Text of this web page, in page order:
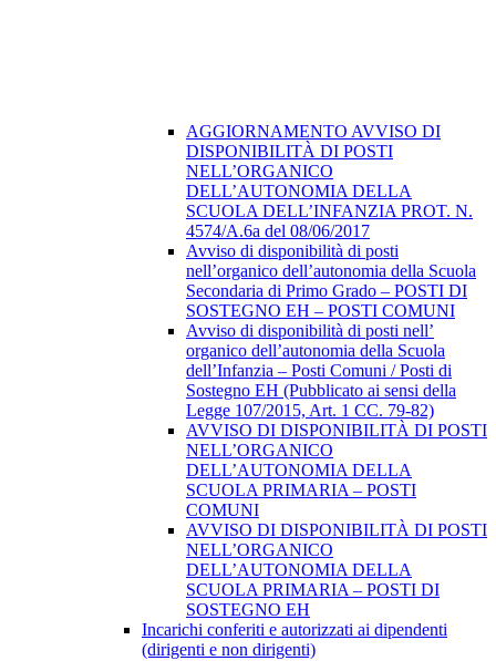
AGGIORNAMENTO AVVISO DI
DISPONIBILITÀ DI POSTI
NELL’ORGANICO
DELL’AUTONOMIA DELLA
SCUOLA DELL’INFANZIA PROT. N.
4574/A.6a del 08/06/2017
Avviso di disponibilità di posti
nell’organico dell’autonomia della Scuola
Secondaria di Primo Grado – POSTI DI
SOSTEGNO EH – POSTI COMUNI
Avviso di disponibilità di posti nell’
organico dell’autonomia della Scuola
dell’Infanzia – Posti Comuni / Posti di
Sostegno EH (Pubblicato ai sensi della
Legge 107/2015, Art. 1 CC. 79-82)
AVVISO DI DISPONIBILITÀ DI POSTI
NELL’ORGANICO
DELL’AUTONOMIA DELLA
SCUOLA PRIMARIA – POSTI
COMUNI
AVVISO DI DISPONIBILITÀ DI POSTI
NELL’ORGANICO
DELL’AUTONOMIA DELLA
SCUOLA PRIMARIA – POSTI DI
SOSTEGNO EH
Incarichi conferiti e autorizzati ai dipendenti
(dirigenti e non dirigenti)